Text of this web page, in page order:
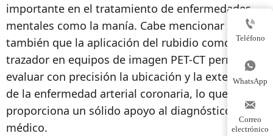
importante en el tratamiento de enfermedades
mentales como la manía. Cabe mencionar
también que la aplicación del rubidio como
trazador en equipos de imagen PET-CT permite
evaluar con precisión la ubicación y la extensión
de la enfermedad arterial coronaria, lo que
proporciona un sólido apoyo al diagnóstico
médico.

Teléfono

WhatsApp

Correo
electrónico